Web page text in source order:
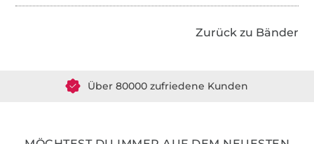
Zurück zu Bänder